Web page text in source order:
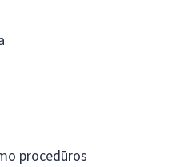
procedūros